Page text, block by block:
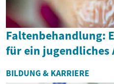
Faltenbehandlung:
für ein jugendliches
BILDUNG & KARRIERE